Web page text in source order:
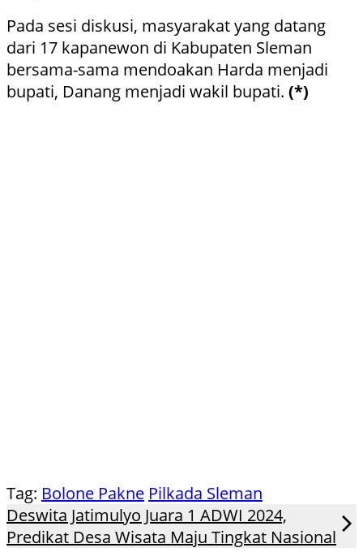
Pada sesi diskusi, masyarakat yang datang
dari 17 kapanewon di Kabupaten Sleman
bersama-sama mendoakan Harda menjadi
bupati, Danang menjadi wakil bupati. (*)
Tag: Bolone Pakne Pilkada Sleman
Deswita Jatimulyo Juara 1 ADWI 2024,
Predikat Desa Wisata Maju Tingkat Nasional